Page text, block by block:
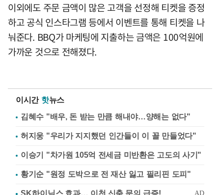
이외에도 주문 금액이 많은 고객을 선정해 티켓을 증정
하고 공식 인스타그램 등에서 이벤트를 통해 티켓을 나
눠준다. BBQ가 마케팅에 지출하는 금액은 100억원에
가까운 것으로 전해졌다.
이시간 핫뉴스
김혜수 "배우, 돈 받는 만큼 해내야…양해는 없다"
허지웅 "우리가 지지했던 인간들이 이 꼴 만들었다"
이승기 "차가원 105억 전세금 미반환은 고도의 사기"
황기순 "원정 도박으로 전 재산 잃고 필리핀 도피"